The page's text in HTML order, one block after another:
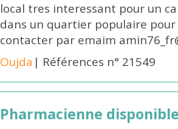
local tres interessant pour un
dans un quartier populaire
contacter par emaim
Oujda | Références n° 21549
Pharmacienne